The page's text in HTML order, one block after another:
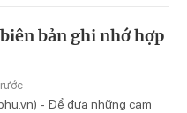
bản ghi nhớ hợp
- Để đưa những cam